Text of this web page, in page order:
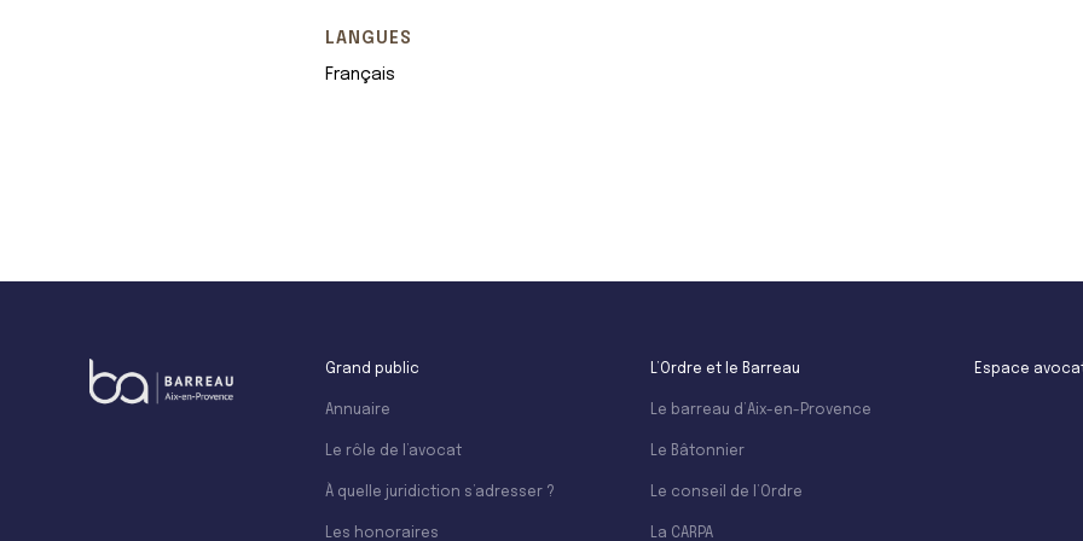
LANGUES
Français
Grand public
Annuaire
Le rôle de l’avocat
À quelle juridiction s’adresser ?
Les honoraires
L’Ordre et le Barreau
Le barreau d’Aix-en-Provence
Le Bâtonnier
Le conseil de l’Ordre
La CARPA
Espace